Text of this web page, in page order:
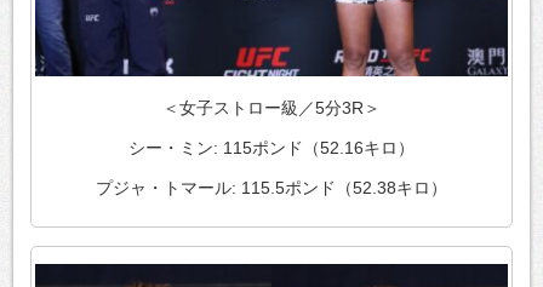
＜女子ストロー級／5分3R＞
シー・ミン: 115ポンド（52.16キロ）
プジャ・トマール: 115.5ポンド（52.38キロ）